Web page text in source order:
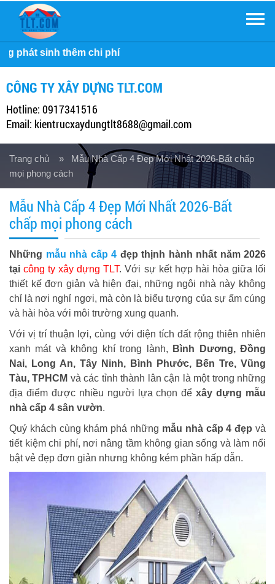
CÔNG TY XÂY DỰNG TLT.COM
Hotline: 0917341516
Email: kientrucxaydungtlt8688@gmail.com
Trang chủ » Mẫu Nhà Cấp 4 Đẹp Mới Nhất 2026-Bất chấp
mọi phong cách
Mẫu Nhà Cấp 4 Đẹp Mới Nhất 2026-Bất
chấp mọi phong cách
Những mẫu nhà cấp 4 đẹp thịnh hành nhất năm 2026
tạicông ty xây dựng TLT. Với sự kết hợp hài hòa giữa lối
thiết kế đơn giản và hiện đại, những ngôi nhà này không
chỉ là nơi nghỉ ngơi, mà còn là biểu tượng của sự ấm cúng
và hài hòa với môi trường xung quanh.
Với vị trí thuận lợi, cùng với diện tích đất rộng thiên nhiên
xanh mát và không khí trong lành,
Bình Dương, Đồng
Nai, Long An, Tây Ninh, Bình Phước, Bến Tre, Vũng
Tàu, TPHCM và các tỉnh thành lân cận là một trong những
địa điểm được nhiều người lựa chọn đểxây dựng mẫu
nhà cấp 4 sân vườn.
Quý khách cùng khám phá những mẫu nhà cấp 4 đẹp và
tiết kiệm chi phí, nơi nâng tầm không gian sống và làm nổi
bật vẻ đẹp đơn giản nhưng không kém phần hấp dẫn.